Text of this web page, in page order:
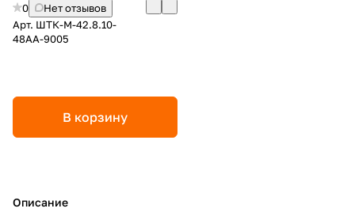
0
Нет отзывов
Арт. ШТК-М-42.8.10-
48АА-9005
В корзину
Описание